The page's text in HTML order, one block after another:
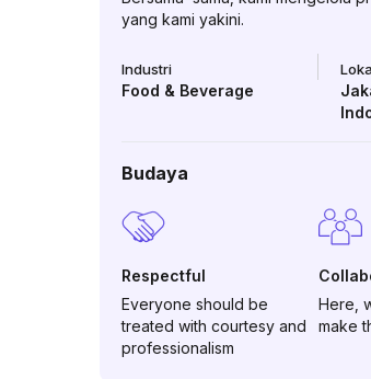
yang kami yakini.
Industri
Food & Beverage
Budaya
Respectful
Everyone should be
treated with courtesy and
professionalism
Here,
make